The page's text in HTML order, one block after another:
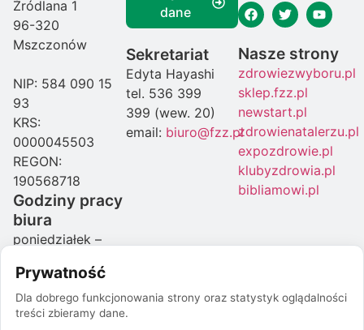
Źródlana 1
96-320
Mszczonów
NIP: 584 090 15
93
KRS:
0000045503
REGON:
190568718
Godziny pracy
biura
poniedziałek –
16:00
piątek: 07:00-
15:00
dane
Sekretariat
Edyta Hayashi
tel. 536 399
399 (wew. 20)
email: biuro@fzz.pl
Nasze strony
zdrowiezwyboru.pl
sklep.fzz.pl
newstart.pl
zdrowienatalerzu.pl
expozdrowie.pl
klubyzdrowia.pl
bibliamowi.pl
Prywatność
Dla dobrego funkcjonowania strony oraz statystyk oglądalności
treści zbieramy dane.